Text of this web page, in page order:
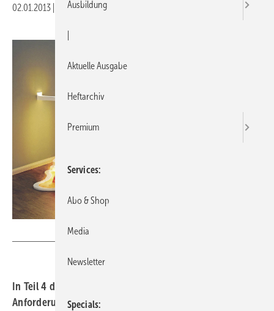
02.01.2013 Druckvorschau
In Teil 4 der Normenreihe finden Sie Empfehlungen und
Anforderungen an die Installation von TrW-Anlagen
Ausbildung
Aktuelle Ausgabe
Heftarchiv
Premium
Services
Abo & Shop
Media
Newsletter
Specials